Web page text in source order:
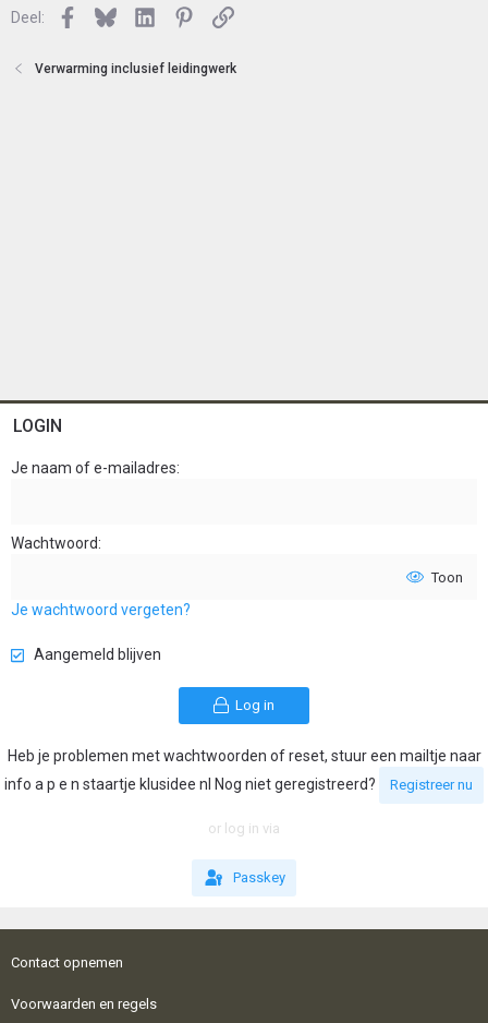
Deel: Facebook
BlueskyLinkedInPinterest
Link
Verwarming inclusief leidingwerk
LOGIN
Je naam of e-mailadres
Wachtwoord
Toon
Je wachtwoord vergeten?
Aangemeld blijven
Log in
Heb je problemen met wachtwoorden of reset, stuur een mailtje naar
info a p e n staartje klusidee nl Nog niet geregistreerd?
Registreer nu
or log in via
Passkey
Contact opnemen
Voorwaarden en regels